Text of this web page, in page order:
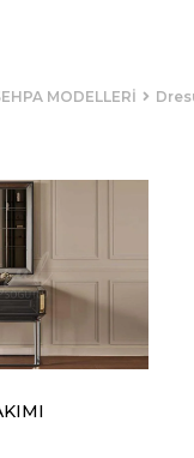
MODELLERİ